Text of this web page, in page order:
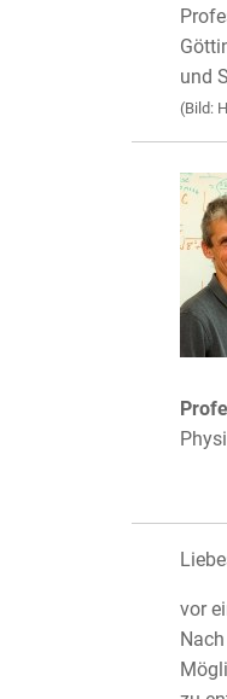
und
(Bild:
vor